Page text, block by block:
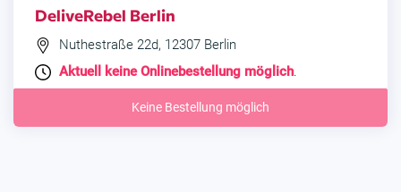
DeliveRebel Berlin
Nuthestraße 22d, 12307 Berlin
Aktuell keine Onlinebestellung möglich.
Keine Bestellung möglich